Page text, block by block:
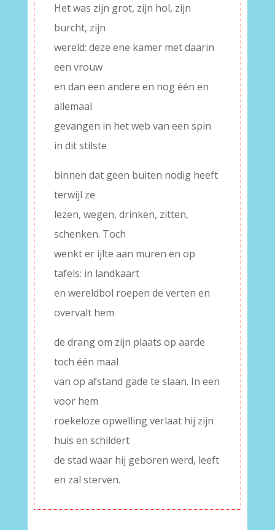
Het was zijn grot, zijn hol, zijn
burcht, zijn
wereld: deze ene kamer met daarin
een vrouw
en dan een andere en nog één en
allemaal
gevangen in het web van een spin
in dit stilste
binnen dat geen buiten nodig heeft
terwijl ze
lezen, wegen, drinken, zitten,
schenken. Toch
wenkt er ijlte aan muren en op
tafels: in landkaart
en wereldbol roepen de verten en
overvalt hem
de drang om zijn plaats op aarde
toch één maal
van op afstand gade te slaan. In een
voor hem
roekeloze opwelling verlaat hij zijn
huis en schildert
de stad waar hij geboren werd, leeft
en zal sterven.